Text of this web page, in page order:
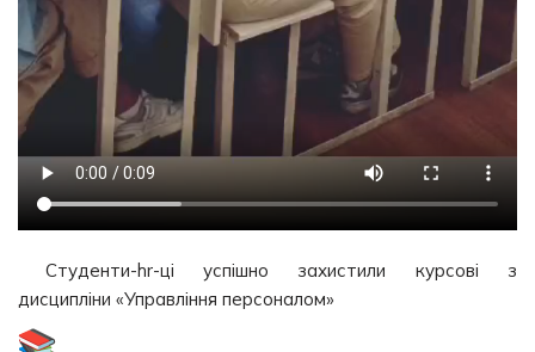
Студенти-hr-ці успішно захистили курсові з
дисципліни «Управління персоналом»